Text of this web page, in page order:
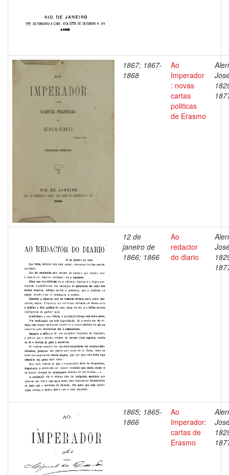
1867; 1867-
1868
Ao
Imperador
: novas
cartas
politicas
de Erasmo
12 de
janeiro de
1866; 1866
Ao
redactor
do diario
1865; 1865-
1866
Ao
Imperador:
cartas de
Erasmo